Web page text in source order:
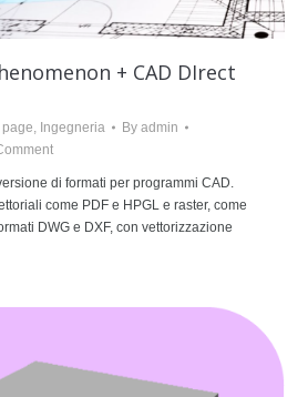
+ CAD DIrect
, Ingegneria By admin
di formati per programmi CAD.
come PDF e HPGL e raster, come
DWG e DXF, con vettorizzazione